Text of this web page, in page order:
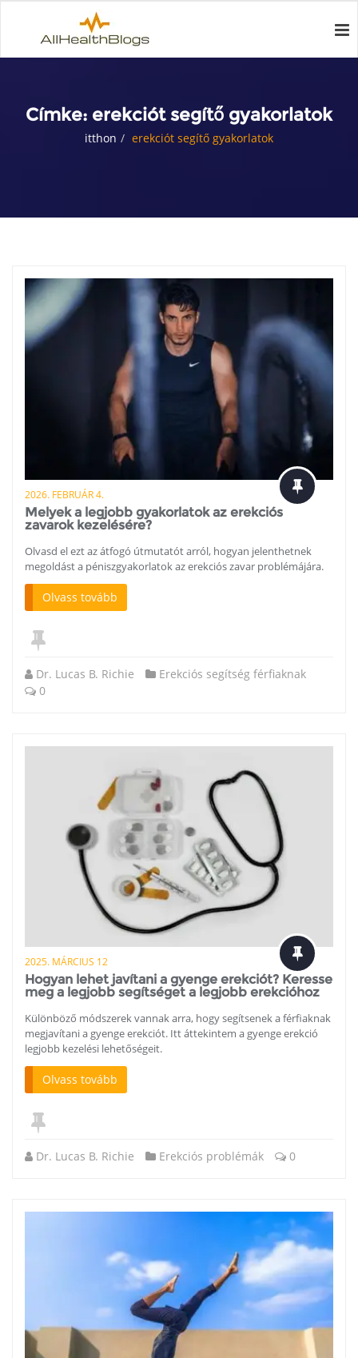
Címke: erekciót segítő gyakorlatok
itthon erekciót segítő gyakorlatok
2026. FEBRUÁR 4.
Melyek a legjobb gyakorlatok az erekciós
zavarok kezelésére?
Olvasd el ezt az átfogó útmutatót arról, hogyan jelenthetnek
megoldást a péniszgyakorlatok az erekciós zavar problémájára.
Olvass tovább
Dr. Lucas B. Richie
Erekciós segítség férfiaknak
0
2025. MÁRCIUS 12
Hogyan lehet javítani a gyenge erekciót? Keresse
meg a legjobb segítséget a legjobb erekcióhoz
Különböző módszerek vannak arra, hogy segítsenek a férfiaknak
megjavítani a gyenge erekciót. Itt áttekintem a gyenge erekció
legjobb kezelési lehetőségeit.
Olvass tovább
Dr. Lucas B. Richie Erekciós problémák 0